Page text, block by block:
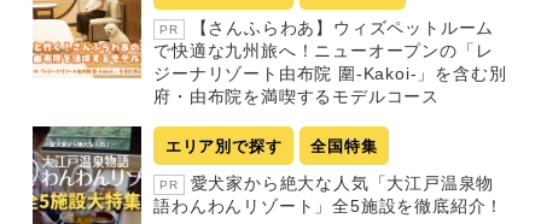
PR
【さんふらわあ】ウィズペットルーム
で快適な九州旅へ！ニューオープンの「レ
ジーナリゾート由布院 圍-Kakoi-」を含む別
府・由布院を満喫するモデルコース
エリア別で探す 全国特集
PR
愛犬家から絶大な人気「大江戸温泉物
語わんわんリゾート」全5施設を徹底紹介！